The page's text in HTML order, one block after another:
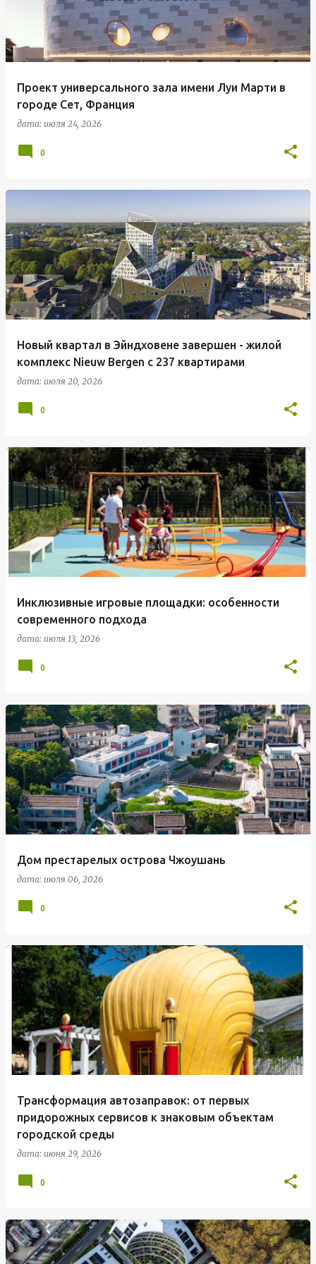
Проект универсального зала имени Луи Марти в
городе Сет, Франция
дата: июля 24, 2026
0
Новый квартал в Эйндховене завершен - жилой
комплекс Nieuw Bergen с 237 квартирами
дата: июля 20, 2026
0
Инклюзивные игровые площадки: особенности
современного подхода
дата: июля 13, 2026
0
Дом престарелых острова Чжоушань
дата: июля 06, 2026
0
Трансформация автозаправок: от первых
придорожных сервисов к знаковым объектам
городской среды
дата: июня 29, 2026
0